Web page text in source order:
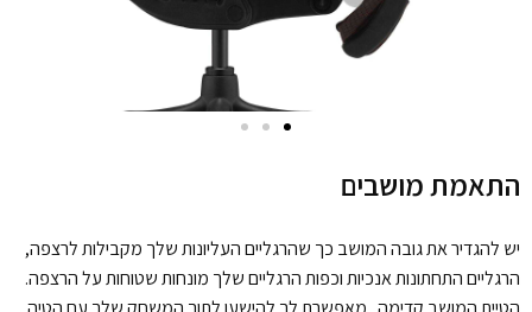
התאמת מושבים
יש להגדיר את גובה המושב כך שהרגליים העליונות שלך מקבילות לרצפה,
הרגליים התחתונות אנכיות וכפות הרגליים שלך מונחות שטוחות על הרצפה.